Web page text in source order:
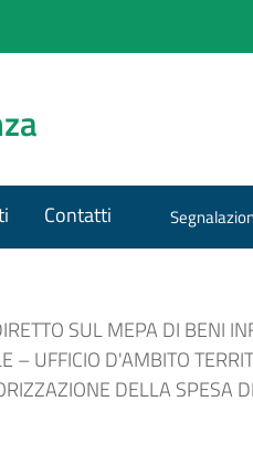
Contatti
SUL MEPA DI BENI
– UFFICIO D'AMBITO
DELLA SPESA